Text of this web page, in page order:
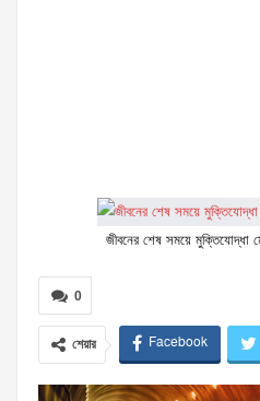
জীবনের শেষ সময়ে মুক্তিযোদ্ধা
0
শেয়ার Facebook